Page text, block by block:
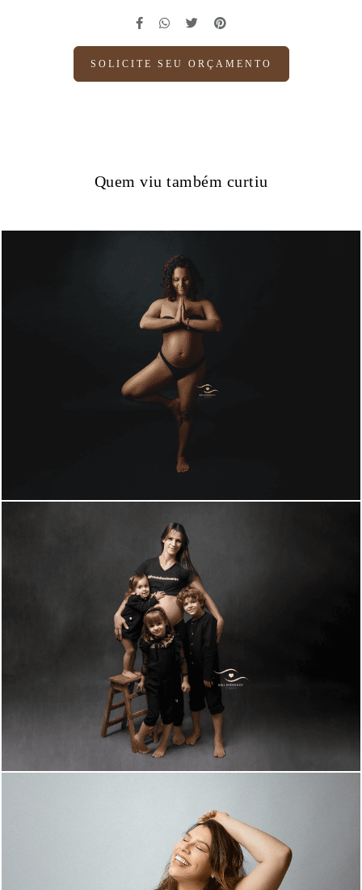
SOLICITE SEU ORÇAMENTO
Quem viu também curtiu
1295
1269